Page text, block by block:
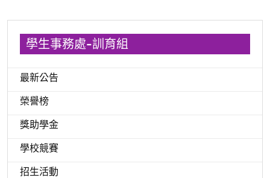
學生事務處-訓育組
最新公告
榮譽榜
獎助學金
學校競賽
招生活動